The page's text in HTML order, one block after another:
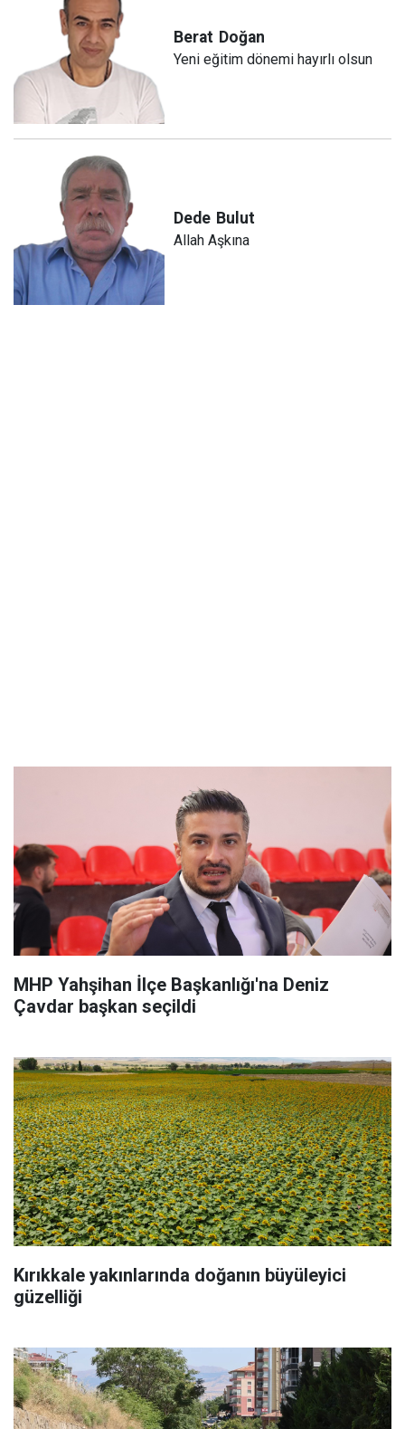
Berat Doğan
Yeni eğitim dönemi hayırlı olsun
Dede Bulut
Allah Aşkına
MHP Yahşihan İlçe Başkanlığı'na Deniz
Çavdar başkan seçildi
Kırıkkale yakınlarında doğanın büyüleyici
güzelliği